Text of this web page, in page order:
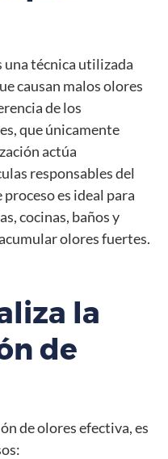
una técnica utilizada
causan malos olores
de los
que únicamente
actúa
responsables del
es ideal para
cocinas, baños y
olores fuertes.
la
de
de olores efectiva, es